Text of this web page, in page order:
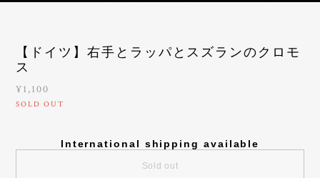
【ドイツ】右手とラッパとスズランのクロモ
ス
¥1,100
SOLD OUT
International shipping available
Sold out